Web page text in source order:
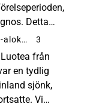
Detta
i Sverige
trots vår
...
by Sijoittaja-alokas 3
från
en tydlig
sjönk,
Vi